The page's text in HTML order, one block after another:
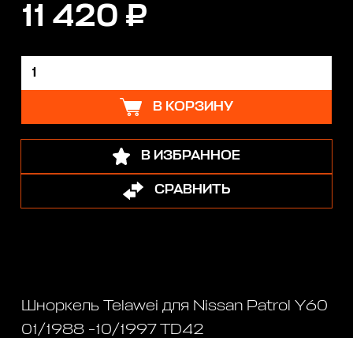
11 420 ₽
В КОРЗИНУ
В ИЗБРАННОЕ
СРАВНИТЬ
Шноркель Telawei для Nissan Patrol Y60
01/1988 -10/1997 TD42